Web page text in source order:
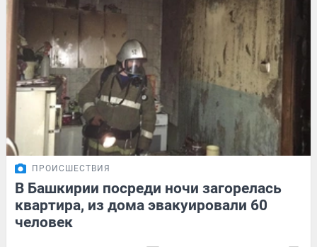
ПРОИСШЕСТВИЯ
В Башкирии посреди ночи загорелась
квартира, из дома эвакуировали 60
человек